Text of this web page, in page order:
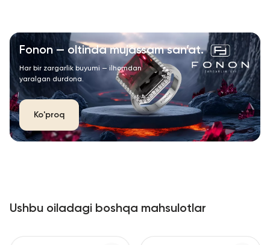
Fonon — oltinda mujassam san’at.
Har bir zargarlik buyumi — ilhomdan
yaralgan durdona.
Ko'proq
Ushbu oiladagi boshqa mahsulotlar